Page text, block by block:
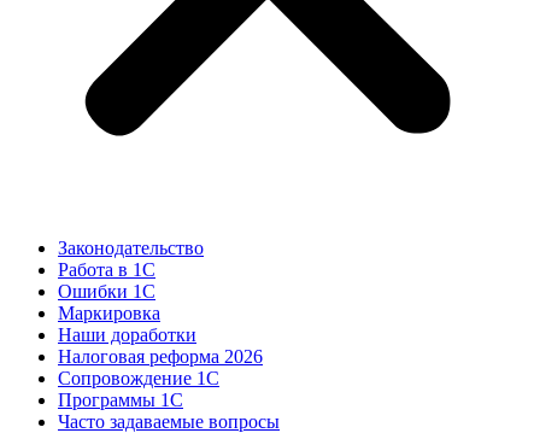
Законодательство
Работа в 1С
Ошибки 1С
Маркировка
Наши доработки
Налоговая реформа 2026
Сопровождение 1С
Программы 1С
Часто задаваемые вопросы